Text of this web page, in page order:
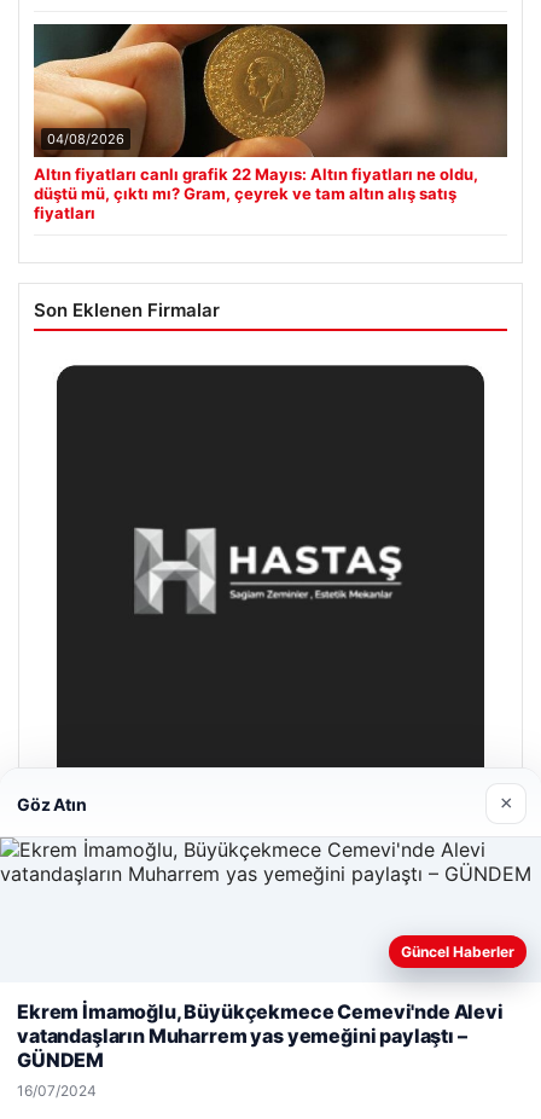
04/08/2026
Altın fiyatları canlı grafik 22 Mayıs: Altın fiyatları ne oldu,
düştü mü, çıktı mı? Gram, çeyrek ve tam altın alış satış
fiyatları
Son Eklenen Firmalar
Hastaş Beton
26/05/2026
© 2026 Gündem Port – Güncel Haberler
deneyiminizi kişiselleştirmek ve geliştirmek amacıyla çerezler
kullanıyoruz.Çerez Politikamız
Göz Atın ×
Güncel Haberler
Ekrem İmamoğlu, Büyükçekmece Cemevi'nde Alevi
vatandaşların Muharrem yas yemeğini paylaştı –
GÜNDEM
16/07/2024